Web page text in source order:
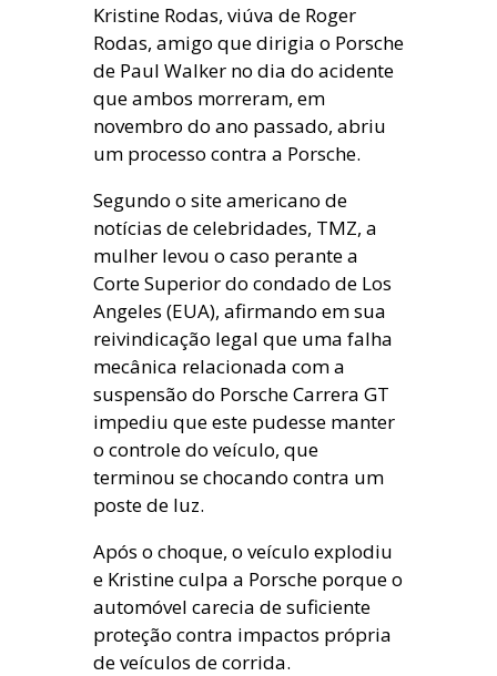
Kristine Rodas, viúva de Roger
Rodas, amigo que dirigia o Porsche
de Paul Walker no dia do acidente
que ambos morreram, em
novembro do ano passado, abriu
um processo contra a Porsche.
Segundo o site americano de
notícias de celebridades, TMZ, a
mulher levou o caso perante a
Corte Superior do condado de Los
Angeles (EUA), afirmando em sua
reivindicação legal que uma falha
mecânica relacionada com a
suspensão do Porsche Carrera GT
impediu que este pudesse manter
o controle do veículo, que
terminou se chocando contra um
poste de luz.
Após o choque, o veículo explodiu
e Kristine culpa a Porsche porque o
automóvel carecia de suficiente
proteção contra impactos própria
de veículos de corrida.